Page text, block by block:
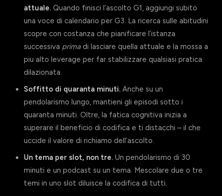
attuale. Quando finisci l’ascolto G1, aggiungi subito
una voce di calendario per G3. La ricerca sulle abitudini
scopre con costanza che pianificare l’istanza
successiva prima di lasciare quella attuale e la mossa a
piu alto leverage per far stabilizzare qualsiasi pratica
dilazionata.
Soffitto di quaranta minuti. Anche su un
pendolarismo lungo, mantieni gli episodi sotto i
quaranta minuti. Oltre, la fatica cognitiva inizia a
superare il beneficio di codifica e ti distacchi – il che
uccide il valore di richiamo dell’ascolto.
Un tema per slot, non tre. Un pendolarismo di 30
minuti e un podcast su un tema. Mescolare due o tre
temi in uno slot diluisce la codifica di tutti.